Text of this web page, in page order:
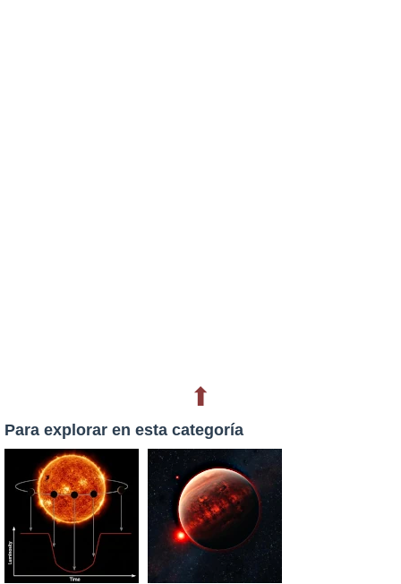
⬆
Para explorar en esta categoría